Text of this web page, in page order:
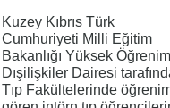
Kuzey Kıbrıs Türk
Cumhuriyeti Milli Eğitim
Bakanlığı Yüksek
Dışilişkiler Dairesi
Tıp Fakültelerinde